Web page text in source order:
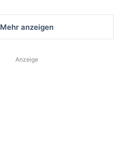
Mehr anzeigen
Anzeige